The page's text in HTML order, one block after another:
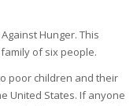
Hunger. This
of six people.
poor children and their
United States. If anyone